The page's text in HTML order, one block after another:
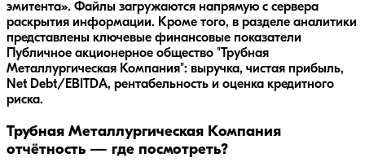
эмитента». Файлы загружаются напрямую с сервера
раскрытия информации. Кроме того, в разделе аналитики
представлены ключевые финансовые показатели
Публичное акционерное общество "Трубная
Металлургическая Компания": выручка, чистая прибыль,
Net Debt/EBITDA, рентабельность и оценка кредитного
риска.
Трубная Металлургическая Компания
отчётность — где посмотреть?